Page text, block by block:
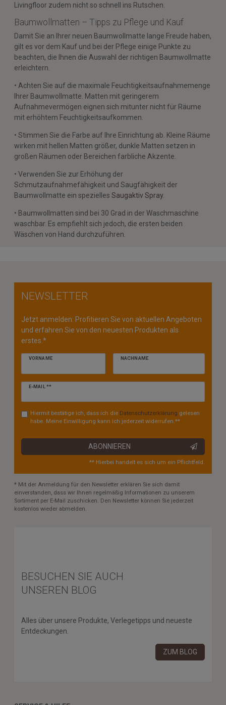
Livingfloor zudem nicht so schnell ins Rutschen.
Baumwollmatten – Tipps zu Pflege und Kauf
Damit Sie an Ihrer neuen Baumwollmatte lange Freude haben,
gilt es vor dem Kauf und bei der Pflege einige Punkte zu
beachten, die Ihnen die Auswahl der richtigen Baumwollmatte
erleichtern.
• Achten Sie auf die maximale Feuchtigkeitsaufnahmemenge
Ihrer Baumwollmatte. Matten mit geringerem
Aufnahmevermögen eignen sich mitunter nicht für Räume
mit erhöhtem Feuchtigkeitsaufkommen.
• Stimmen Sie die Farbe auf Ihre Einrichtung ab. Kleine Räume
wirken mit hellen Matten größer, dunkle Matten setzen in
großen Räumen oder Bereichen farbliche Akzente.
• Verwenden Sie zur Erhöhung der
Schmutzaufnahmefähigkeit und Saugfähigkeit der
Baumwollmatte ein spezielles Saugaktiv Spray.
• Baumwollmatten sind bei 30 Grad in der Waschmaschine
waschbar. Es empfiehlt sich jedoch, die ersten beiden
Wäschen von Hand durchzuführen.
NEWSLETTER
Jetzt anmelden: Profitieren Sie von aktuellen Angeboten
und erfahren Sie von den neuesten Produkten als
erstes.*
VORNAME NACHNAME
E-MAIL **
Newsletter
Hiermit bestätige ich, dass ich die Daten­schutz­erklärung gelesen
habe. Meine Einwilligung kann ich jederzeit widerrufen.**
ABONNIEREN
** Hierbei handelt es sich um ein Pflichtfeld.
* Mit der Anmeldung für den Newsletter erklären Sie sich damit
einverstanden, dass wir Ihnen regelmäßig Informationen zu unserem
Sortiment per E-Mail zuschicken. Den Newsletter können Sie jederzeit
kostenlos wieder abmelden.
BESUCHEN SIE AUCH
UNSEREN BLOG
Alles über unsere Produkte, Verlegetipps und neueste
Entdeckungen.
ZUM BLOG